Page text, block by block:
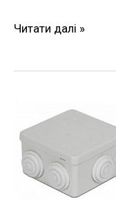
Читати далі »
коробка
e.db.pro.85.85.50